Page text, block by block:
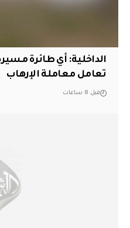
الداخلية: أي طائرة
تعامل معاملة الإرهاب
قبل 8 ساعات